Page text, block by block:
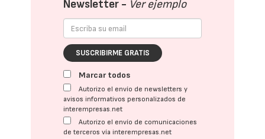
Newsletter - Ver ejemplo
SUSCRIBIRME GRATIS
Marcar todos
Autorizo el envío de newsletters y
avisos informativos personalizados de
interempresas.net
Autorizo el envío de comunicaciones
de terceros vía interempresas.net